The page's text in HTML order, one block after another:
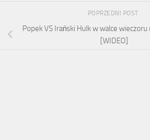
POPRZEDNI POST
Popek VS Irański Hulk w walce wieczoru
[WIDEO]